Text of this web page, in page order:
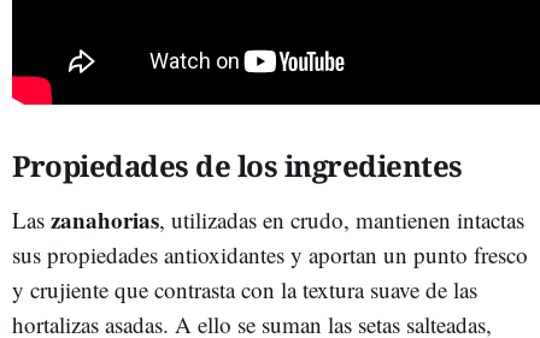
Propiedades de los ingredientes
Las zanahorias, utilizadas en crudo, mantienen intactas
sus propiedades antioxidantes y aportan un punto fresco
y crujiente que contrasta con la textura suave de las
hortalizas asadas. A ello se suman las setas salteadas,